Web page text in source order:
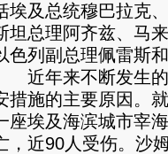
埃及总统穆巴拉克
坦总理阿齐兹、马
色列副总理佩雷斯
近年来不断发生的
措施的主要原因。
座埃及海滨城市宰
，近90人受伤。沙